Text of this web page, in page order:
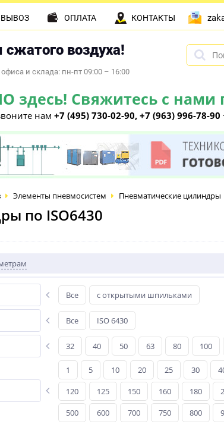
сжатого воздуха!
и склада: пн-пт 09:00 – 16:00
Свяжитесь с нами
нам +7 (495) 730-02-90, +7 (963) 996-78-90
ОПЛАТА КОНТАКТЫ
Элементы пневмосистем Пневматические цилиндры
по ISO6430
Все с открытыми шпильками
Все ISO 6430
32 40 50 63 80 100
1 5 10 20 25 30
120
125 150 160 180
500
600 700 750 800